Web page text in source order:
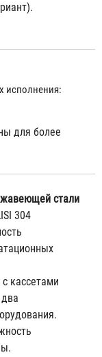
исполнения:
для более
стали
304
кассетами